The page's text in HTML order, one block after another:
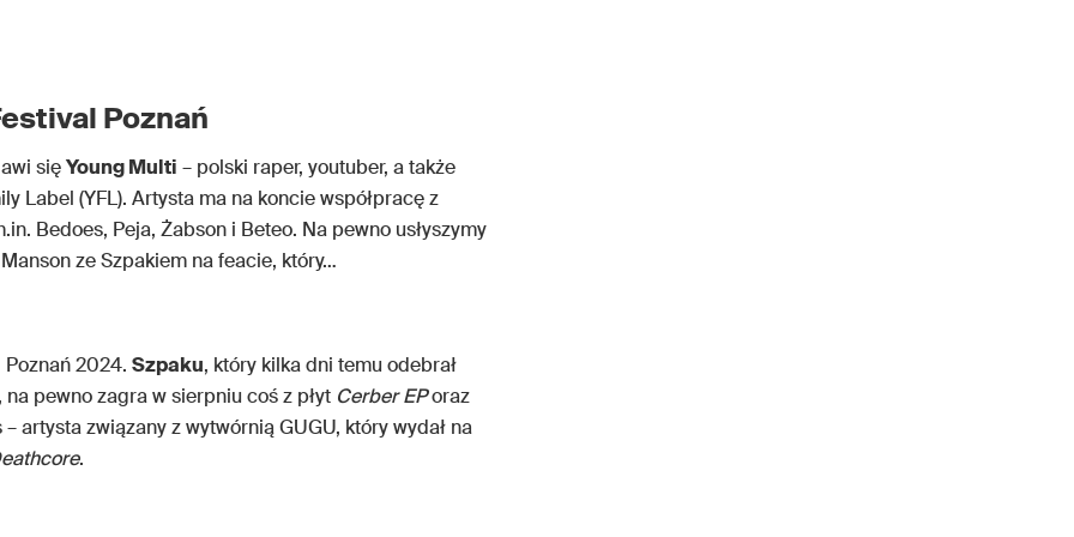
Poznań
sięYoung Multi – polski raper, youtuber, a także
Label (YFL). Artysta ma na koncie współpracę z
Bedoes, Peja, Żabson i Beteo. Na pewno usłyszymy
ze Szpakiem na feacie, który…
2024. Szpaku, który kilka dni temu odebrał
pewno zagra w sierpniu coś z płyt Cerber EPoraz
artysta związany z wytwórnią GUGU, który wydał na
.